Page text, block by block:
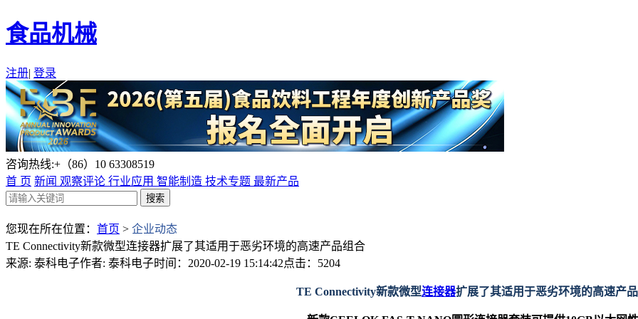
食品机械
注册| 登录
咨询热线:+（86）10 63308519
首 页 新闻 观察评论 行业应用 智能制造 技术专题 最新产品
您现在所在位置： 首页 > 企业动态
TE Connectivity新款微型连接器扩展了其适用于恶劣环境的高速产品组合
来源: 泰科电子作者: 泰科电子时间：2020-02-19 15:14:42点击：5204
TE Connectivity新款微型连接器扩展了其适用于恶劣环境的高速产